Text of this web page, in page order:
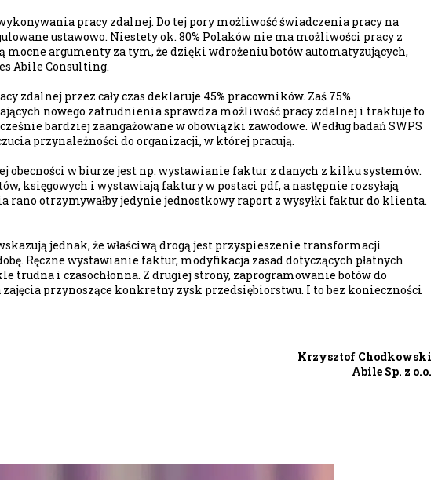
pracy zdalnej. Do tej pory możliwość świadczenia pracy na
ustawowo. Niestety ok. 80% Polaków nie ma możliwości pracy z
argumenty za tym, że dzięki wdrożeniu botów automatyzujących,
Abile Consulting.
zdalnej przez cały czas deklaruje 45% pracowników. Zaś 75%
nowego zatrudnienia sprawdza możliwość pracy zdalnej i traktuje to
bardziej zaangażowane w obowiązki zawodowe. Według badań SWPS
przynależności do organizacji, w której pracują.
w biurze jest np. wystawianie faktur z danych z kilku systemów.
księgowych i wystawiają faktury w postaci pdf, a następnie rozsyłają
rano otrzymywałby jedynie jednostkowy raport z wysyłki faktur do klienta.
jednak, że właściwą drogą jest przyspieszenie transformacji
Ręczne wystawianie faktur, modyfikacja zasad dotyczących płatnych
i czasochłonna. Z drugiej strony, zaprogramowanie botów do
przynoszące konkretny zysk przedsiębiorstwu. I to bez konieczności
Krzysztof Chodkowski
Abile Sp. z o.o.